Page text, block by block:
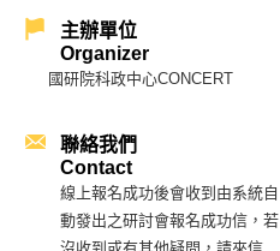
主辦單位
Organizer
國研院科政中心CONCERT
聯絡我們
Contact
線上報名成功後會收到由系統自
動發出之研討會報名成功信，若